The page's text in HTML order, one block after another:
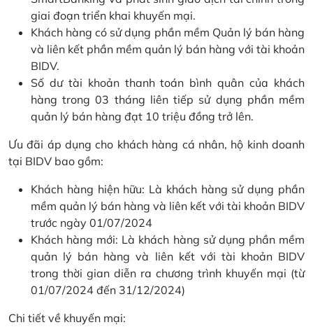
giai đoạn triển khai khuyến mại.
Khách hàng có sử dụng phần mềm Quản lý bán hàng
và liên kết phần mềm quản lý bán hàng với tài khoản
BIDV.
Số dư tài khoản thanh toán bình quân của khách
hàng trong 03 tháng liên tiếp sử dụng phần mềm
quản lý bán hàng đạt 10 triệu đồng trở lên.
Ưu đãi áp dụng cho khách hàng cá nhân, hộ kinh doanh
tại BIDV bao gồm:
Khách hàng hiện hữu: Là khách hàng sử dụng phần
mềm quản lý bán hàng và liên kết với tài khoản BIDV
trước ngày 01/07/2024
Khách hàng mới: Là khách hàng sử dụng phần mềm
quản lý bán hàng và liên kết với tài khoản BIDV
trong thời gian diễn ra chương trình khuyến mại (từ
01/07/2024 đến 31/12/2024)
Chi tiết về khuyến mại: